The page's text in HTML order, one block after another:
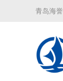
青岛海